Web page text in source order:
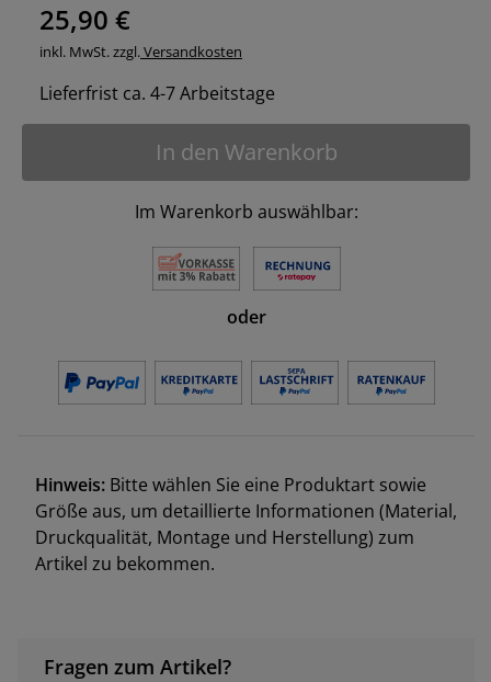
25,90 €
inkl. MwSt. zzgl.Versandkosten
Lieferfrist ca. 4-7 Arbeitstage
In den Warenkorb
Im Warenkorb auswählbar:
oder
Hinweis: Bitte wählen Sie eine Produktart sowie
Größe aus, um detaillierte Informationen (Material,
Druckqualität, Montage und Herstellung) zum
Artikel zu bekommen.
Fragen zum Artikel?